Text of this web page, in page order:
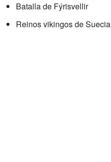
Batalla de Fýrisvellir
Reinos vikingos de Suecia